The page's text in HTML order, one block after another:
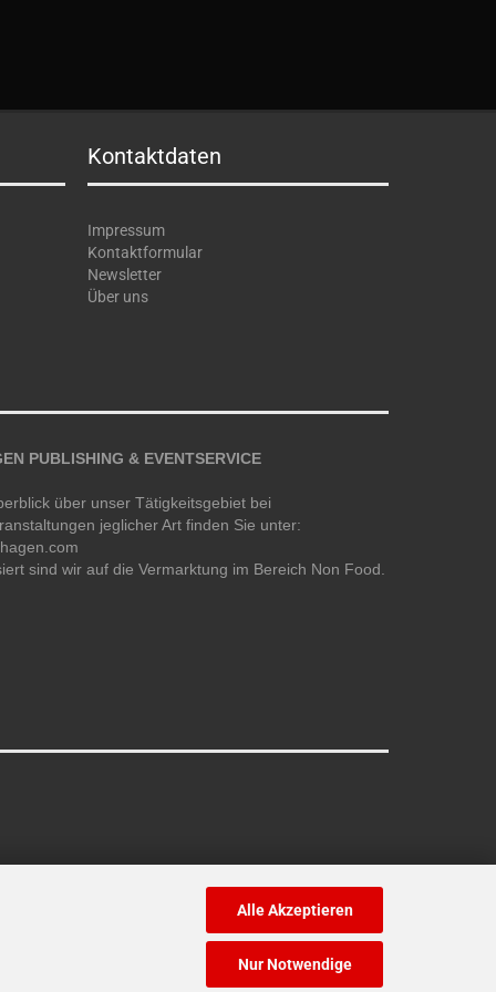
Alle Akzeptieren
Nur Notwendige
Kontaktdaten
Impressum
Kontaktformular
Newsletter
Über uns
PUBLISHING & EVENTSERVICE
über unser Tätigkeitsgebiet bei
jeglicher Art finden Sie unter:
sind wir auf die Vermarktung im Bereich Non Food.